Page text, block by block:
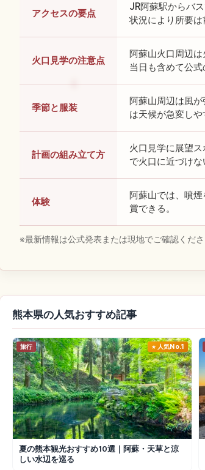
アクセスの要点
JR阿蘇駅からバ
状況により所要は
火口見学の注意点
阿蘇山火口周辺
当日も含めて公
季節と服装
阿蘇山周辺は風
は天候が急変しや
計画の組み立て方
火口見学に展望
で火口に近づけな
体験
阿蘇山では、噴
賞できる。
※最新情報は公式発表または現地でご確認くださ
熊本県の人気おすすめ記事
旅行 人気No.1
夏の熊本観光おすすめ10選｜阿蘇・天草と涼
しい水辺を巡る